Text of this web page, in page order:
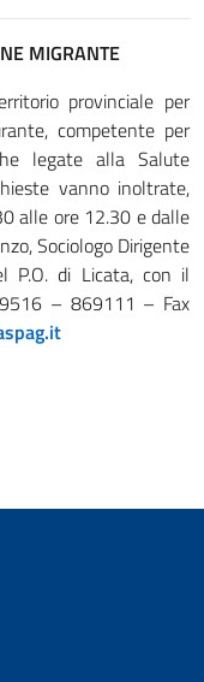
MIGRANTE
provinciale per
competente per
legate alla Salute
vanno inoltrate,
alle ore 12.30 e dalle
Sociologo Dirigente
P.O. di Licata, con il
– 869111 – Fax